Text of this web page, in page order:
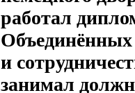
работал
Объединённых
и
занимал